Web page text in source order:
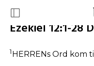
Ezekiel 12:1-28
1HERRENs Ord kom